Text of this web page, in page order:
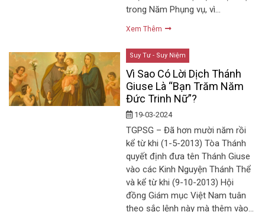
trong Năm Phụng vụ, vì…
Xem Thêm
Suy Tư - Suy Niệm
Vì Sao Có Lời Dịch Thánh
Giuse Là “Bạn Trăm Năm
Đức Trinh Nữ”?
19-03-2024
TGPSG – Đã hơn mười năm rồi
kể từ khi (1-5-2013) Tòa Thánh
quyết định đưa tên Thánh Giuse
vào các Kinh Nguyện Thánh Thể
và kể từ khi (9-10-2013) Hội
đồng Giám mục Việt Nam tuân
theo sắc lệnh này mà thêm vào…